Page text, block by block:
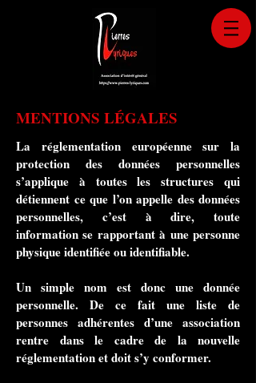
MENTIONS LÉGALES
La réglementation européenne sur la
protection des données personnelles
s’applique à toutes les structures qui
détiennent ce que l’on appelle des données
personnelles, c’est à dire, toute
information se rapportant à une personne
physique identifiée ou identifiable.
Un simple nom est donc une donnée
personnelle. De ce fait une liste de
personnes adhérentes d’une association
rentre dans le cadre de la nouvelle
réglementation et doit s’y conformer.